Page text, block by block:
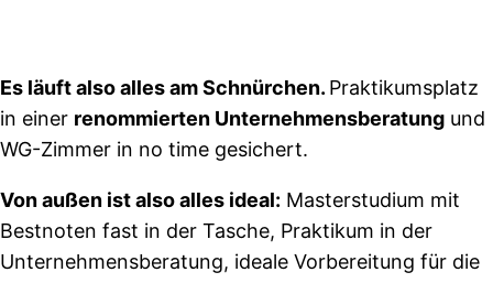
Es läuft also alles am Schnürchen. Praktikumsplatz
in einer renommierten Unternehmensberatung und
WG-Zimmer in no time gesichert.
Von außen ist also alles ideal: Masterstudium mit
Bestnoten fast in der Tasche, Praktikum in der
Unternehmensberatung, ideale Vorbereitung für die